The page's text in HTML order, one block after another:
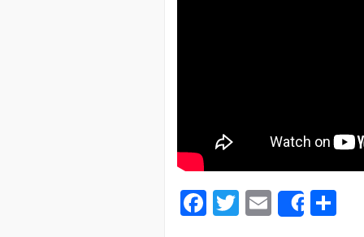
Facebook
Twitter
Email
Share